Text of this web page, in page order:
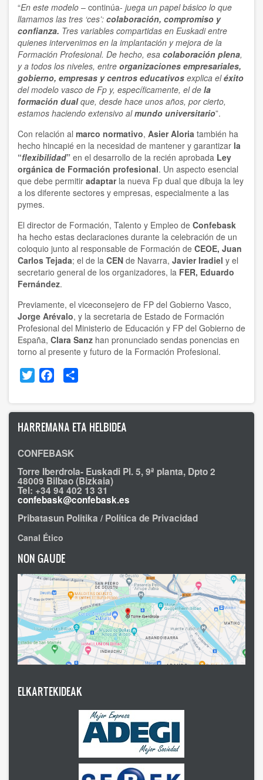
“En este modelo – continúa- juega un papel básico lo que
llamamos las tres ‘ces’: colaboración, compromiso y
confianza. Tres variables compartidas en Euskadi entre
quienes intervenimos en la implantación y mejora de la
Formación Profesional. De hecho, esa colaboración plena,
y a todos los niveles, entre organizaciones empresariales,
gobierno, empresas y centros educativos explica eléxito
del modelo vasco de Fp y, específicamente, el de la
formación dualque, desde hace unos años, por cierto,
estamos haciendo extensivo almundo universitario”.
Con relación al marco normativo, Asier Aloria también ha
hecho hincapié en la necesidad de mantener y garantizar la
“flexibilidad” en el desarrollo de la recién aprobada Ley
orgánica de Formación profesional. Un aspecto esencial
que debe permitir adaptarla nueva Fp dual que dibuja la ley
a los diferente sectores y empresas, especialmente a las
pymes.
El director de Formación, Talento y Empleo de Confebask
ha hecho estas declaraciones durante la celebración de un
coloquio junto al responsable de Formación de CEOE, Juan
Carlos Tejada; el de la CEN de Navarra, Javier Iradiel y el
secretario general de los organizadores, la FER, Eduardo
Fernández.
Previamente, el viceconsejero de FP del Gobierno Vasco,
Jorge Arévalo, y la secretaria de Estado de Formación
Profesional del Ministerio de Educación y FP del Gobierno de
España, Clara Sanz han pronunciado sendas ponencias en
torno al presente y futuro de la Formación Profesional.
Twitter Facebook
HARREMANA ETA HELBIDEA
CONFEBASK
Torre Iberdrola- Euskadi Pl. 5, 9ª planta, Dpto 2
48009 Bilbao (Bizkaia)
Tel: +34 94 402 13 31
confebask@confebask.es
Pribatasun Politika / Política de Privacidad
Canal Ético
NON GAUDE
ELKARTEKIDEAK